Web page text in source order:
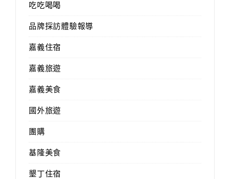
吃吃喝喝
品牌採訪體驗報導
嘉義住宿
嘉義旅遊
嘉義美食
國外旅遊
團購
基隆美食
墾丁住宿